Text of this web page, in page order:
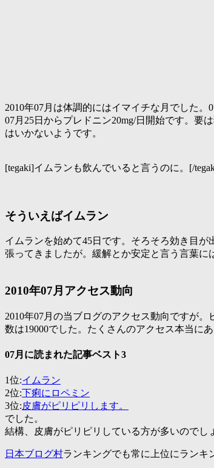
2010年07月は体調的にはイマイチな月でした
07月25日からプレドニン20mg/日開始です。要
はいかないようです。
[tegaki]イムランも飲んでいると言うのに。[/
そういえばイムラン
イムランを始めて45日です。そろそろ効き目
張ってきましたが。緩解とか安定と言う言葉に
2010年07月アクセス動向
2010年07月の当ブログのアクセス動向ですが。
数は19000でした。たくさんのアクセス本当に
07月に読まれた記事ベスト3
1位:イムラン
2位:下痢にロペミン
3位:皮膚がピリピリします。
でした。
結構、皮膚がピリピリしている方が多いのでし
日本ブログ村ランキングでも常に上位にランキ